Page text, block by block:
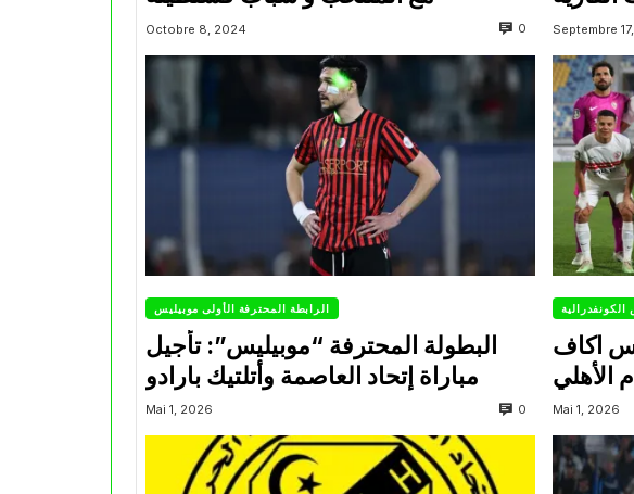
Octobre 8, 2024 0 Septembre
الرابطة المحترفة الأولى موبيليس
البطولة المحترفة “موبيليس”: تأجيل
مباراة إتحاد العاصمة وأتلتيك بارادو
Mai 1, 2026 0
اكاف
Mai 1, 2026